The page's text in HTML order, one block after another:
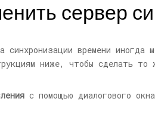
сервер
синхронизации времени
ниже, чтобы сделать то
с помощью диалогового